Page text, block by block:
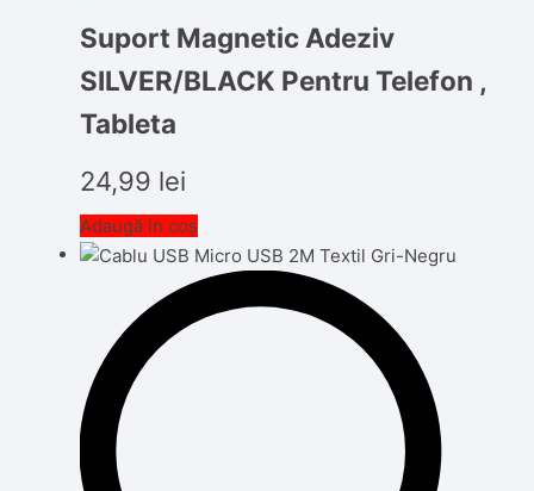
Suport Magnetic Adeziv
SILVER/BLACK Pentru Telefon ,
Tableta
24,99 lei
Adaugă în coș